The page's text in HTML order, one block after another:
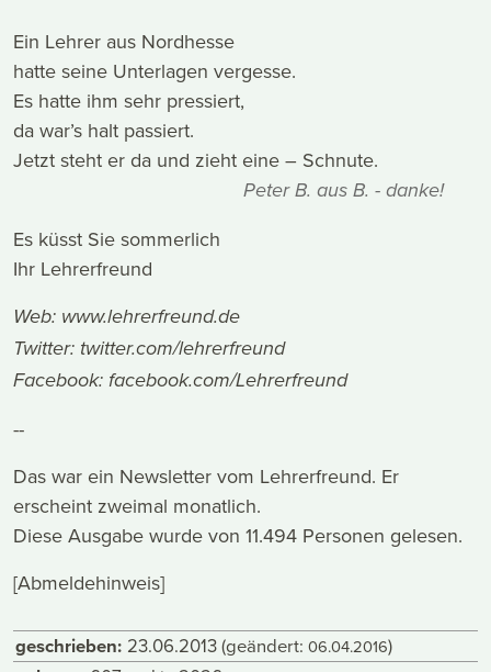
Ein Lehrer aus Nordhesse
hatte seine Unterlagen vergesse.
Es hatte ihm sehr pressiert,
da war’s halt passiert.
Jetzt steht er da und zieht eine – Schnute.
Peter B. aus B. - danke!
Es küsst Sie sommerlich
Ihr Lehrerfreund
Web: www.lehrerfreund.de
Twitter: twitter.com/lehrerfreund
Facebook: facebook.com/Lehrerfreund
--
Das war ein Newsletter vom Lehrerfreund. Er
erscheint zweimal monatlich.
Diese Ausgabe wurde von 11.494 Personen gelesen.
[Abmeldehinweis]
geschrieben: 23.06.2013(geändert: 06.04.2016)